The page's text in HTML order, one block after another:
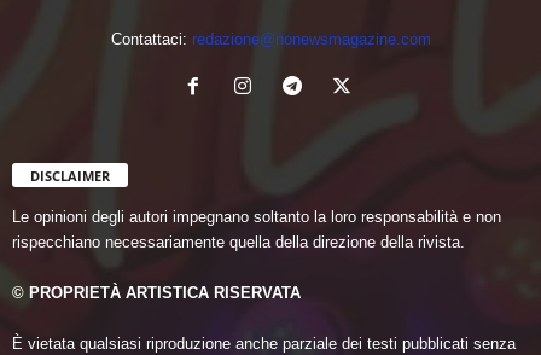
Contattaci: redazione@nonewsmagazine.com
DISCLAIMER
Le opinioni degli autori impegnano soltanto la loro responsabilità e non
rispecchiano necessariamente quella della direzione della rivista.
© PROPRIETÀ ARTISTICA RISERVATA
È vietata qualsiasi riproduzione anche parziale dei testi pubblicati senza